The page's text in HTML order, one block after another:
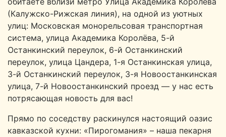
(Калужско-Рижская линия), на одной из уютных
улиц: Московская монорельсовая транспортная
система, улица Академика Королёва, 5-й
Останкинский переулок, 6-й Останкинский
переулок, улица Цандера, 1-я Останкинская улица,
3-й Останкинский переулок, 3-я Новоостанкинская
улица, 7-й Новоостанкинский проезд — у нас есть
потрясающая новость для вас!
Прямо по соседству раскинулся настоящий оазис
кавказской кухни: «Пирогомания» – наша пекарня